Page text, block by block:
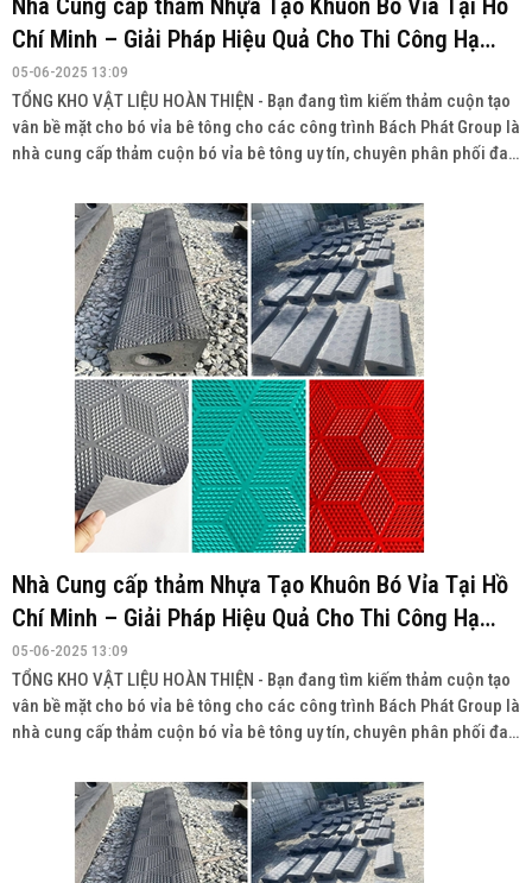
Nhà Cung cấp thảm Nhựa Tạo Khuôn Bó Vỉa Tại Hồ
Chí Minh – Giải Pháp Hiệu Quả Cho Thi Công Hạ
Tầng
05-06-2025 13:09
TỔNG KHO VẬT LIỆU HOÀN THIỆN - Bạn đang tìm kiếm thảm cuộn tạo
vân bề mặt cho bó vỉa bê tông cho các công trình Bách Phát Group là
nhà cung cấp thảm cuộn bó vỉa bê tông uy tín, chuyên phân phối đa
toàn quốc.
Nhà Cung cấp thảm Nhựa Tạo Khuôn Bó Vỉa Tại Hồ
Chí Minh – Giải Pháp Hiệu Quả Cho Thi Công Hạ
Tầng
05-06-2025 13:09
TỔNG KHO VẬT LIỆU HOÀN THIỆN - Bạn đang tìm kiếm thảm cuộn tạo
vân bề mặt cho bó vỉa bê tông cho các công trình Bách Phát Group là
nhà cung cấp thảm cuộn bó vỉa bê tông uy tín, chuyên phân phối đa
toàn quốc.